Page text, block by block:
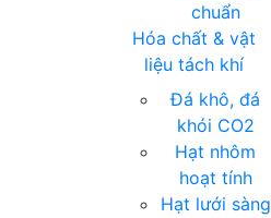
chuẩn
Hóa chất & vật
liệu tách khí
Đá khô, đá
khói CO2
Hạt nhôm
hoạt tính
Hạt lưới sàng